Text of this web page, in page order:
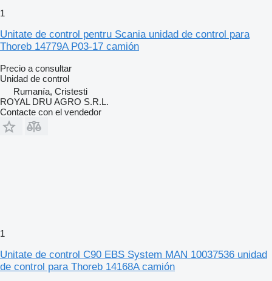
1
Unitate de control pentru Scania unidad de control para
Thoreb 14779A P03-17 camión
Precio a consultar
Unidad de control
Rumanía, Cristesti
ROYAL DRU AGRO S.R.L.
Contacte con el vendedor
1
Unitate de control C90 EBS System MAN 10037536 unidad
de control para Thoreb 14168A camión